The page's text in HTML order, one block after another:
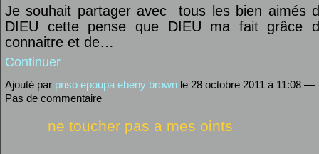
Je souhait partager avec
tous les bien aimés
DIEU cette pense que DIEU ma fait grâce
connaitre et de…
Continuer
Ajouté par priso epoupa ebeny brown le 28 octobre 2011 à 11:08 —
Pas de commentaire
ne toucher pas a mes oints